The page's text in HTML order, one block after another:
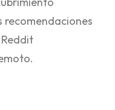
recomendaciones